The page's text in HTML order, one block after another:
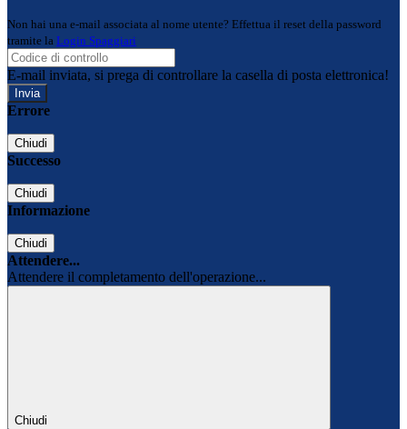
Non hai una e-mail associata al nome utente? Effettua il reset della password
tramite la Login Spaggiari
E-mail inviata, si prega di controllare la casella di posta elettronica!
Errore
Chiudi
Successo
Chiudi
Informazione
Chiudi
Attendere...
Attendere il completamento dell'operazione...
Chiudi